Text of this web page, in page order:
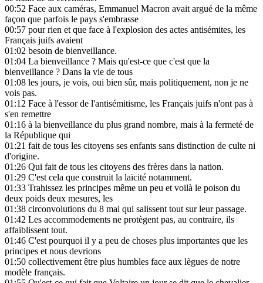
00:52 Face aux caméras, Emmanuel Macron avait argué de la même
façon que parfois le pays s'embrasse
00:57 pour rien et que face à l'explosion des actes antisémites, les
Français juifs avaient
01:02 besoin de bienveillance.
01:04 La bienveillance ? Mais qu'est-ce que c'est que la
bienveillance ? Dans la vie de tous
01:08 les jours, je vois, oui bien sûr, mais politiquement, non je ne
vois pas.
01:12 Face à l'essor de l'antisémitisme, les Français juifs n'ont pas à
s'en remettre
01:16 à la bienveillance du plus grand nombre, mais à la fermeté de
la République qui
01:21 fait de tous les citoyens ses enfants sans distinction de culte ni
d'origine.
01:26 Qui fait de tous les citoyens des frères dans la nation.
01:29 C'est cela que construit la laïcité notamment.
01:33 Trahissez les principes même un peu et voilà le poison du
deux poids deux mesures, les
01:38 circonvolutions du 8 mai qui salissent tout sur leur passage.
01:42 Les accommodements ne protègent pas, au contraire, ils
affaiblissent tout.
01:46 C'est pourquoi il y a peu de choses plus importantes que les
principes et nous devrions
01:50 collectivement être plus humbles face aux lègues de notre
modèle français.